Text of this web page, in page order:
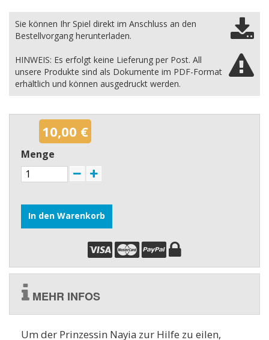
Sie können Ihr Spiel direkt im Anschluss an den
Bestellvorgang herunterladen.
HINWEIS: Es erfolgt keine Lieferung per Post. All
unsere Produkte sind als Dokumente im PDF-Format
erhältlich und können ausgedruckt werden.
10,00 €
Menge
In den Warenkorb
MEHR INFOS
Um der Prinzessin Nayia zur Hilfe zu eilen,